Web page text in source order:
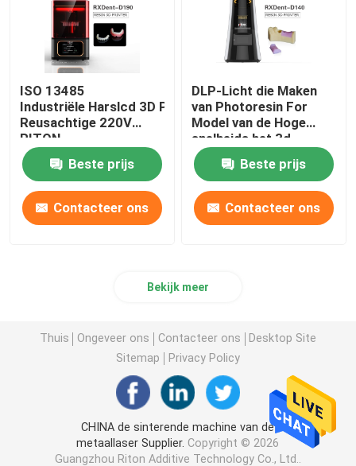
ISO 13485
Industriële Harslcd 3D Printer Automatische
Reusachtige 220V
RITON
Beste prijs
Contacteer ons
DLP-Licht die Maken
van Photoresin For
Model van de Hoge
snelheids het 3d
Printer genezen
Beste prijs
Contacteer ons
Bekijk meer
Thuis Ongeveer ons Contacteer ons
Desktop Site
Sitemap
Privacy Policy
CHINA de sinterende machine van de
metaallaser Supplier. Copyright © 2026
Guangzhou Riton Additive Technology Co., Ltd..